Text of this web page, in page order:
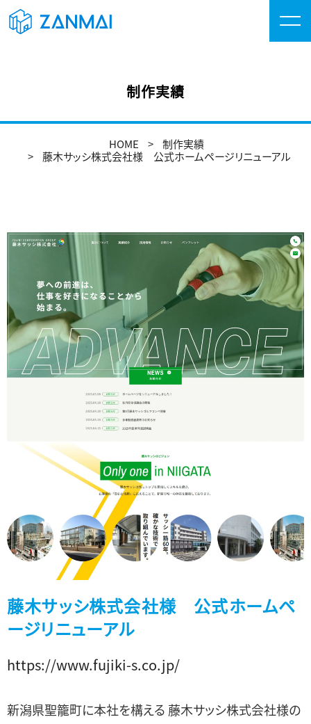
制作実績
HOME
制作実績
藤木サッシ株式会社様 公式ホームページリニューアル
藤木サッシ株式会社様 公式ホームペ
ージリニューアル
https://www.fujiki-s.co.jp/
新潟県聖籠町に本社を構える 藤木サッシ株式会社様の